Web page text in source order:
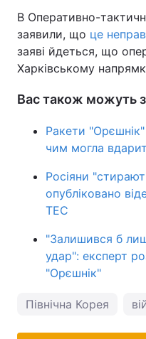
В Оперативно-
заявили, що це
заяві йдеться, що
Харківському
Вас також можуть
Ракети
чим могла
Росіяни
опубліковано
ТЕС
"Залишився б
удар": експерт
"Орєшнік"
Північна Корея